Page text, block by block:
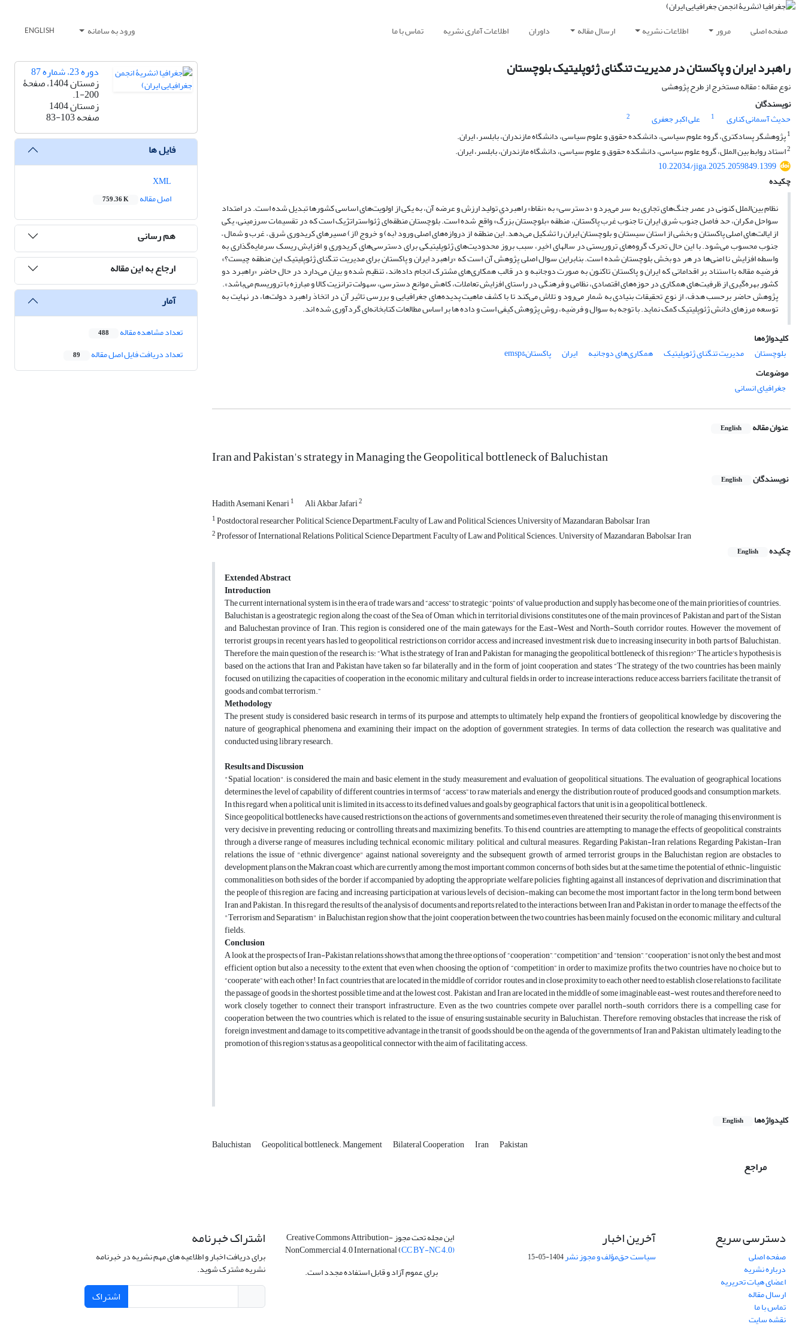
صفحه اصلی مرور اطلاعات نشریه ارسال مقاله داوران اطلاعات آماری نشریه تماس با ما ورود به سامانه ENGLISH
راهبرد ایران و پاکستان در مدیریت تنگنای ژئوپلیتیک بلوچستان
نوع مقاله : مقاله مستخرج از طرح پژوهشی
نویسندگان
حدیث آسمانی کناری
1 علی اکبر جعفری
2
1پژوهشگر پسادکتری، گروه علوم سیاسی، دانشکده حقوق و علوم سیاسی، دانشگاه مازندران، بابلسر، ایران.
2استاد روابط بین الملل، گروه علوم سیاسی، دانشکده حقوق و علوم سیاسی، دانشگاه مازندران، بابلسر، ایران.
10.22034/jiga.2025.2059849.1399
چکیده
نظام بین‌الملل کنونی در عصر جنگ‌های تجاری به سر می‌برد و «دسترسی» به «نقاط» راهبردیِ تولید ارزش و عرضه آن، به یکی از اولویت‌های اساسی کشورها تبدیل شده است. در امتداد
سواحل مکران، حد فاصل جنوب شرق ایران تا جنوب غرب پاکستان، منطقه «بلوچستان بزرگ» واقع شده است. بلوچستان منطقه‌ای ژئواستراتژیک است که در تقسیمات سرزمینی، یکی
از ایالت‌های اصلی پاکستان و بخشی از استان سیستان ‌و بلوچستان ایران را تشکیل می‌دهد. این منطقه از دروازه‌های اصلی ورود (به) و خروج (از) مسیرهای کریدوری شرق – غرب و شمال –
جنوب محسوب می‌شود. با این حال تحرک گروه‌های تروریستی در سالهای اخیر، سبب بروز محدودیت‌های ژئوپلیتیکی برای دسترسی‌های کریدوری و افزایش ریسک سرمایه‌گذاری به‌
واسطه افزایش نا امنی‌ها در هر دو بخش بلوچستان شده است. بنابراین سوال اصلی پژوهش آن است که «راهبرد ایران و پاکستان برای مدیریت تنگنای ژئوپلیتیک این منطقه چیست؟»
فرضیه مقاله با استناد بر اقداماتی که ایران و پاکستان تاکنون به صورت دوجانبه و در قالب همکاری‌های مشترک انجام داده‌اند، تنظیم شده و بیان می‌دارد در حال حاضر «راهبرد دو
کشور بهره‌گیری از ظرفیت‌های همکاری در حوزه‌های اقتصادی، نظامی و فرهنگی در راستای افزایش تعاملات، کاهش موانع دسترسی، سهولت ترانزیت کالا و مبارزه با تروریسم می‌باشد».
پژوهش حاضر برحسب هدف، از نوع تحقیقات بنیادی به شمار می‌رود و تلاش می‌کند تا با کشف ماهیت پدیده‌های جغرافیایی و بررسی تاثیر آن در اتخاذ راهبرد دولت‌ها، در نهایت به
توسعه مرزهای دانش ژئوپلیتیک کمک نماید. با توجه به سوال و فرضیه، روش پژوهش کیفی است و داده ها بر اساس مطالعات کتابخانه‌ای گردآوری شده اند.
کلیدواژه‌ها
بلوچستان
مدیریت تنگنای ژئوپلیتیک همکاری‌های دوجانبه ایران
پاکستان&‌‌‌‌‌emsp
موضوعات
جغرافیای انسانی
عنوان مقاله English
Iran and Pakistan's strategy in Managing the Geopolitical bottleneck of Baluchistan
نویسندگان English
Hadith Asemani Kenari1 Ali Akbar Jafari2
1Postdoctoral researcher, Political Science Department, ّFaculty of Law and Political Sciences, University of Mazandaran, Babolsar, Iran
2Professor of International Relations, Political Science Department, Faculty of Law and Political Sciences. University of Mazandaran, Babolsar, Iran
چکیده
English
Extended Abstract
Introduction
The current international system is in the era of trade wars and “access” to strategic “points” of value production and supply has become one of the main priorities of countries.
Baluchistan is a geostrategic region along the coast of the Sea of ​​Oman, which in territorial divisions constitutes one of the main provinces of Pakistan and part of the Sistan
and Baluchestan province of Iran. This region is considered one of the main gateways for the East-West and North-South corridor routes. However, the movement of
terrorist groups in recent years has led to geopolitical restrictions on corridor access and increased investment risk due to increasing insecurity in both parts of Baluchistan.
Therefore, the main question of the research is:“What is the strategy of Iran and Pakistan for managing the geopolitical bottleneck of this region?”The article's hypothesis is
based on the actions that Iran and Pakistan have taken so far bilaterally and in the form of joint cooperation, and states“The strategy of the two countries has been mainly
focused on utilizing the capacities of cooperation in the economic, military and cultural fields in order toincrease interactions,reduce access barriers, facilitate the transit of
goods and combat terrorism.”
Methodology
The present study is considered basic research in terms of its purpose and attempts to ultimately help expand the frontiers of geopolitical knowledge by discovering the
nature of geographical phenomena and examining their impact on the adoption of government strategies. In terms of data collection, the research was qualitative and
conducted using library research.
Results and Discussion
"Spatial location", is considered the main and basic element in the study, measurement and evaluation of geopolitical situations. The evaluation of geographical locations
determines the level of capability of different countries in terms of “access” to raw materials and energy, the distribution route of produced goods and consumption markets.
In this regard, when a political unit is limited in its access to its defined values ​​and goals by geographical factors, that unit is in a geopolitical bottleneck.
Since geopolitical bottlenecks have caused restrictions on the actions of governments and sometimes even threatened their security, the role of managing this environment is
very decisive in preventing, reducing, or controlling threats and maximizing benefits. To this end, countries are attempting to manage the effects of geopolitical constraints
through a diverse range of measures, including technical, economic, military, political, and cultural measures. Regarding Pakistan-Iran relations, Regarding Pakistan-Iran
relations, the issue of "ethnic divergence" against national sovereignty and the subsequent growth of armed terrorist groups in the Baluchistan region are obstacles to
development plans on the Makran coast, which are currently among the most important common concerns of both sides, but at the same time, the potential of ethnic-linguistic
commonalities on both sides of the border, if accompanied by adopting the appropriate welfare policies, fighting against all instances of deprivation and discrimination that
the people of this region are facing, and increasing participation at various levels of decision-making, can become the most important factor in the long term bond between
Iran and Pakistan. In this regard, the results of the analysis of documents and reports related to the interactions between Iran and Pakistan in order to manage the effects of the
"Terrorism and Separatism" in Baluchistan region show that the joint cooperation between the two countries has been mainly focused on the economic, military, and cultural
fields.
Conclusion
A look at the prospects of Iran-Pakistan relations shows that among the three options of “cooperation”, “competition” and “tension”, “cooperation” is not only the best and most
efficient option but also a necessity, to the extent that even when choosing the option of “competition” in order to maximize profits, the two countries have no choice but to
“cooperate” with each other! In fact, countries that are located in the middle of corridor routes and in close proximity to each other need to establish close relations to facilitate
the passage of goods in the shortest possible time and at the lowest cost. Pakistan and Iran are located in the middle of some imaginable east-west routes and therefore need to
work closely together to connect their transport infrastructure. Even as the two countries compete over parallel north-south corridors, there is a compelling case for
cooperation between the two countries, which is related to the issue of ensuring sustainable security in Baluchistan. Therefore, removing obstacles that increase the risk of
foreign investment and damage to its competitive advantage in the transit of goods should be on the agenda of the governments of Iran and Pakistan, ultimately leading to the
promotion of this region's status as a geopolitical connector with the aim of facilitating access.
کلیدواژه‌ها English
Baluchistan Geopolitical bottleneck. Mangement Bilateral Cooperation Iran Pakistan
مراجع
دوره 23، شماره 87
زمستان 1404، صفحۀ
200-1.
زمستان 1404
صفحه83-103
فایل ها
اصل مقاله
759.36 K
هم رسانی
ارجاع به این مقاله
آمار
تعداد مشاهده مقاله 488
تعداد دریافت فایل اصل مقاله 89
دسترسی سریع
صفحه اصلی
درباره نشریه
اعضای هیات تحریریه
ارسال مقاله
تماس با ما
نقشه سایت
آخرین اخبار
سیاست حق‌مؤلف و مجوز نشر1404-05-15
این مجله تحت مجوز Creative Commons Attribution-
NonCommercial 4.0 International (CC BY-NC 4.0)
برای عموم آزاد و قابل استفاده مجدد است.
اشتراک خبرنامه
برای دریافت اخبار و اطلاعیه های مهم نشریه در خبرنامه
نشریه مشترک شوید.
اشتراک